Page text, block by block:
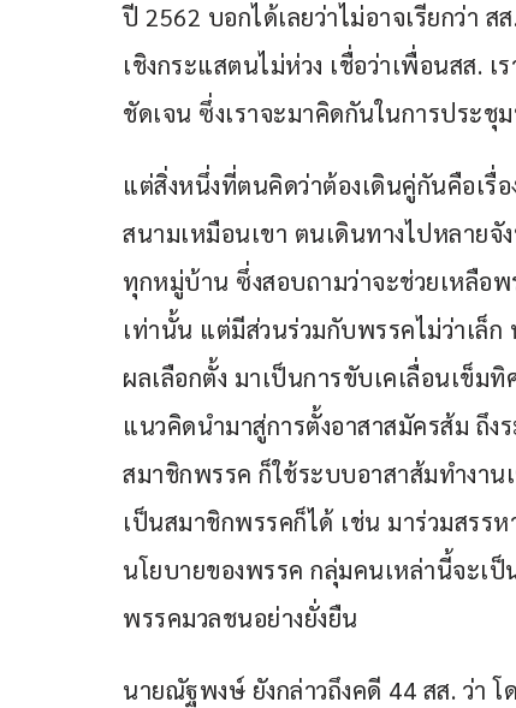
ปี 2562 บอกได้เลยว่าไม่อาจเรียกว่า
เชิงกระแสตนไม่ห่วง เชื่อว่าเพื่อนสส.
ชัดเจน ซึ่งเราจะมาคิดกันในการประชุ
แต่สิ่งหนึ่งที่ตนคิดว่าต้องเดินคู่กันคือเรื่
สนามเหมือนเขา ตนเดินทางไปหลายจัง
ทุกหมู่บ้าน ซึ่งสอบถามว่าจะช่วยเหลือพ
เท่านั้น แต่มีส่วนร่วมกับพรรคไม่ว่าเล็
ผลเลือกตั้ง มาเป็นการขับเคเลื่อนเข็ม
แนวคิดนำมาสู่การตั้งอาสาสมัครส้ม ถึ
สมาชิกพรรค ก็ใช้ระบบอาสาส้มทำงาน
เป็นสมาชิกพรรคก็ได้ เช่น มาร่วมสร
นโยบายของพรรค กลุ่มคนเหล่านี้จะเ
พรรคมวลชนอย่างยั่งยืน
นายณัฐพงษ์ ยังกล่าวถึงคดี 44 สส. ว่า